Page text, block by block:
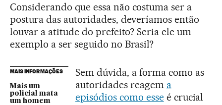
Considerando que essa não costuma ser a
postura das autoridades, deveríamos então
louvar a atitude do prefeito? Seria ele um
exemplo a ser seguido no Brasil?
MAIS INFORMAÇÕES
Mais um
policial mata
um homem
Sem dúvida, a forma como as
autoridades reagem a
episódios como esseé crucial